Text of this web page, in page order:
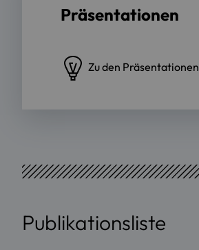
Präsentationen
Zu den Präsentationen
Publikationsliste